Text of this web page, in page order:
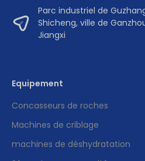
Parc industriel de
Shicheng, ville de
Jiangxi
Equipement
Concasseurs de roches
Machines de criblage
machines de déshydratation